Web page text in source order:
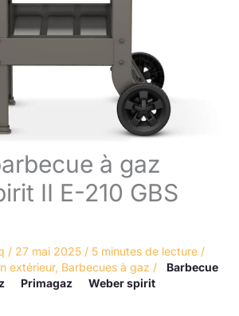
à gaz
II E-210 GBS
/ 27 mai 2025 / 5 minutes de lecture /
extérieur, Barbecues à gaz /
Barbecue
Primagaz Weber spirit